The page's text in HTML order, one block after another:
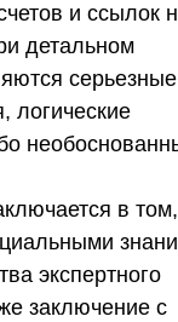
и ссылок
детальном
серьезные
логические
в
экспертного
заключение с